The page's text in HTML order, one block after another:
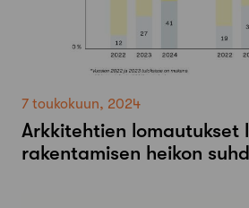
7 toukokuun, 2024
Arkkitehtien lomautukset
rakentamisen heikon